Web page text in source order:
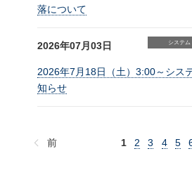
落について
2026年07月03日 システム
2026年7月18日（土）3:00～シス
知らせ
前 1 2 3 4 5